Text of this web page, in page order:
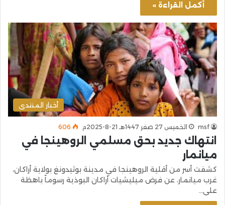
أكمل القراءة »
أخبار المنتدى
msf الخميس 27 صفر 1447هـ 21-8-2025م 606
انتهاك جديد بحق مسلمي الروهينجا في
ميانمار
كشفت أسر من أقلية الروهينجا في مدينة بوثيدونغ بولاية أراكان،
غرب ميانمار، عن فرض ميليشيات أراكان البوذية رسوماً باهظة
على…